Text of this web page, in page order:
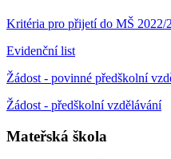
Kritéria pro přijetí do MŠ 2022/
Evidenční list
Žádost - povinné předškolní
Žádost - předškolní vzdělávání
Mateřská škola